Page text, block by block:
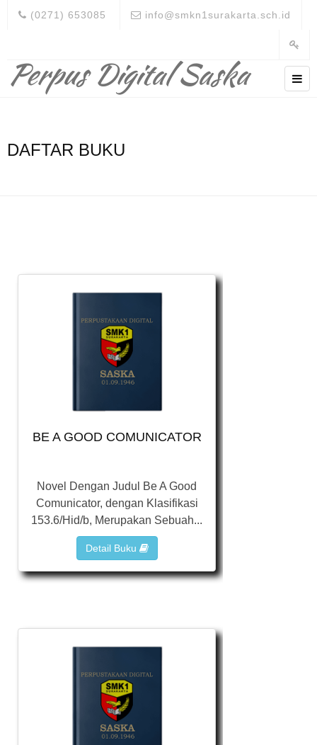
(0271) 653085 info@smkn1surakarta.sch.id
Perpus Digital Saska
DAFTAR BUKU
BE A GOOD COMUNICATOR
Novel Dengan Judul Be A Good
Comunicator, dengan Klasifikasi
153.6/Hid/b, Merupakan Sebuah...
Detail Buku